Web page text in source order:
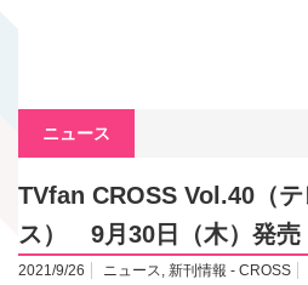
ニュース
TVfan CROSS Vol.40（
ス） 9月30日（木）発売
2021/9/26 ニュース, 新刊情報 - CROSS